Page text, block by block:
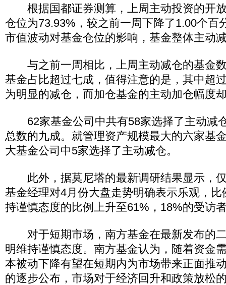
根据国都证券测算，上周主动投资的开
仓位为73.93%，较之前一周下降了1.00个百
市值波动对基金仓位的影响，基金整体主动
与之前一周相比，上周主动减仓的基金
基金占比超过七成，值得注意的是，其中超
为明显的减仓，而加仓基金的主动加仓幅度
62家基金公司中共有58家选择了主动减
总数的九成。就管理资产规模最大的六家基
大基金公司中5家选择了主动减仓。
此外，据莫尼塔的最新调研结果显示，
基金经理对4月份大盘走势明确表示乐观，
持谨慎态度的比例上升至61%，18%的受访
对于短期市场，南方基金在最新发布的
明维持谨慎态度。南方基金认为，随着资金
本被动下降有望在短期内为市场带来正面推
的逐步公布，市场对于经济回升和政策放松